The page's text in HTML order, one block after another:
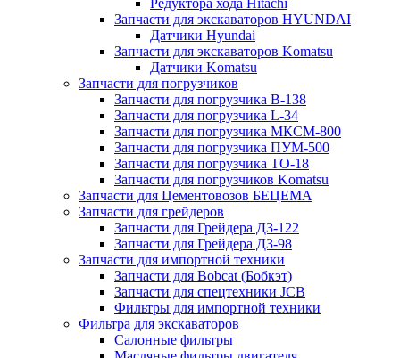
Редуктора хода Hitachi
Запчасти для экскаваторов HYUNDAI
Датчики Hyundai
Запчасти для экскаваторов Komatsu
Датчики Komatsu
Запчасти для погрузчиков
Запчасти для погрузчика B-138
Запчасти для погрузчика L-34
Запчасти для погрузчика МКСМ-800
Запчасти для погрузчика ПУМ-500
Запчасти для погрузчика ТО-18
Запчасти для погрузчиков Komatsu
Запчасти для Цементовозов БЕЦЕМА
Запчасти для грейдеров
Запчасти для Грейдера ДЗ-122
Запчасти для Грейдера ДЗ-98
Запчасти для импортной техники
Запчасти для Bobcat (Бобкэт)
Запчасти для спецтехники JCB
Фильтры для импортной техники
Фильтра для экскаваторов
Салонные фильтры